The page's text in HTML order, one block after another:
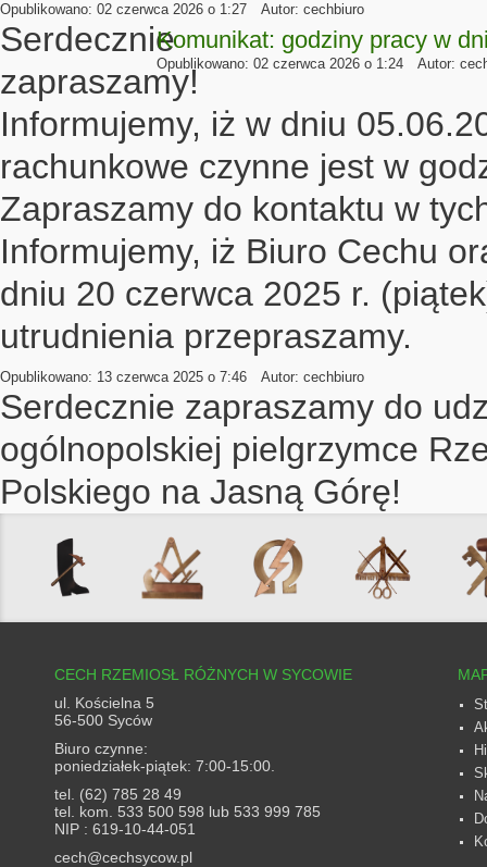
Opublikowano: 02 czerwca 2026 o 1:27 Autor: cechbiuro
Serdecznie
zapraszamy!
Komunikat: godziny pracy w
Opublikowano: 02 czerwca 2026 o 1:24 Autor:
Informujemy, iż w dniu
rachunkowe czynne jest w
Zapraszamy do kontaktu w
Informujemy, iż Biuro Cechu
dniu 20 czerwca 2025 r.
utrudnienia przepraszamy.
Opublikowano: 13 czerwca 2025 o 7:46 Autor: cechbiuro
Serdecznie zapraszamy do
ogólnopolskiej pielgrzymce
Polskiego na Jasną Górę!
Posts
navigation
CECH RZEMIOSŁ RÓŻNYCH W SYCOWIE
ul. Kościelna 5
56-500 Syców
Biuro czynne:
poniedziałek-piątek: 7:00-15:00.
tel. (62) 785 28 49
tel. kom. 533 500 598 lub 533 999 785
NIP : 619-10-44-051
cech@cechsycow.pl